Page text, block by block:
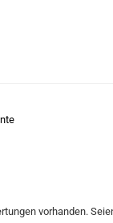
vorhanden.